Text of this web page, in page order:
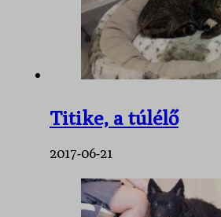
Titike, a túlélő
2017-06-21